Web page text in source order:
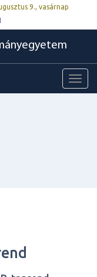
9., vasárnap